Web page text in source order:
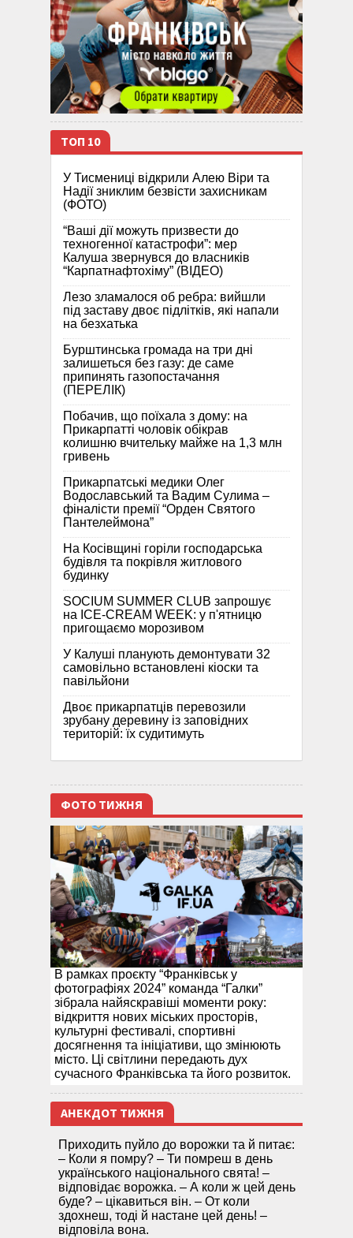
ТОП 10
У Тисмениці відкрили Алею Віри та
Надії зниклим безвісти захисникам
(ФОТО)
“Ваші дії можуть призвести до
техногенної катастрофи”: мер
Калуша звернувся до власників
“Карпатнафтохіму” (ВІДЕО)
Лезо зламалося об ребра: вийшли
під заставу двоє підлітків, які напали
на безхатька
Бурштинська громада на три дні
залишеться без газу: де саме
припинять газопостачання
(ПЕРЕЛІК)
Побачив, що поїхала з дому: на
Прикарпатті чоловік обікрав
колишню вчительку майже на 1,3 млн
гривень
Прикарпатські медики Олег
Водославський та Вадим Сулима –
фіналісти премії “Орден Святого
Пантелеймона”
На Косівщині горіли господарська
будівля та покрівля житлового
будинку
SOCIUM SUMMER CLUB запрошує
на ICE-CREAM WEEK: у п'ятницю
пригощаємо морозивом
У Калуші планують демонтувати 32
самовільно встановлені кіоски та
павільйони
Двоє прикарпатців перевозили
зрубану деревину із заповідних
територій: їх судитимуть
ФОТО ТИЖНЯ
В рамках проєкту “Франківськ у
фотографіях 2024” команда “Галки”
зібрала найяскравіші моменти року:
відкриття нових міських просторів,
культурні фестивалі, спортивні
досягнення та ініціативи, що змінюють
місто. Ці світлини передають дух
сучасного Франківська та його розвиток.
АНЕКДОТ ТИЖНЯ
Приходить пуйло до ворожки та й питає:
– Коли я помру? – Ти помреш в день
українського національного свята! –
відповідає ворожка. – А коли ж цей день
буде? – цікавиться він. – От коли
здохнеш, тоді й настане цей день! –
відповіла вона.